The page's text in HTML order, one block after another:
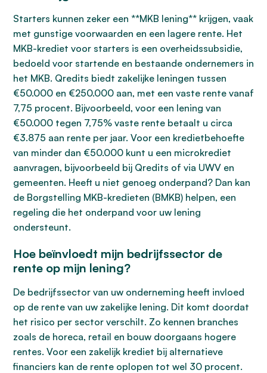
Starters kunnen zeker een **MKB lening** krijgen, vaak
met gunstige voorwaarden en een lagere rente. Het
MKB-krediet voor starters is een overheidssubsidie,
bedoeld voor startende en bestaande ondernemers in
het MKB. Qredits biedt zakelijke leningen tussen
€50.000 en €250.000 aan, met een vaste rente vanaf
7,75 procent. Bijvoorbeeld, voor een lening van
€50.000 tegen 7,75% vaste rente betaalt u circa
€3.875 aan rente per jaar. Voor een kredietbehoefte
van minder dan €50.000 kunt u een microkrediet
aanvragen, bijvoorbeeld bij Qredits of via UWV en
gemeenten. Heeft u niet genoeg onderpand? Dan kan
de Borgstelling MKB-kredieten (BMKB) helpen, een
regeling die het onderpand voor uw lening
ondersteunt.
Hoe beïnvloedt mijn bedrijfssector de
rente op mijn lening?
De bedrijfssector van uw onderneming heeft invloed
op de rente van uw zakelijke lening. Dit komt doordat
het risico per sector verschilt. Zo kennen branches
zoals de horeca, retail en bouw doorgaans hogere
rentes. Voor een zakelijk krediet bij alternatieve
financiers kan de rente oplopen tot wel 30 procent.